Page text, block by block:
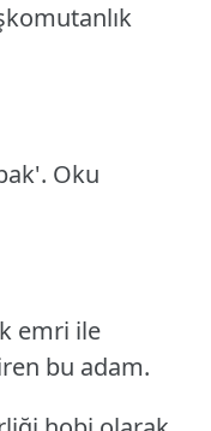
Oku
emri ile
bu adam.